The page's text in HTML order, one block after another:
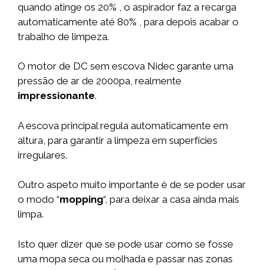
quando atinge os 20% , o aspirador faz a recarga
automaticamente até 80% , para depois acabar o
trabalho de limpeza.
O motor de DC sem escova Nidec garante uma
pressão de ar de 2000pa, realmente
impressionante.
A escova principal regula automaticamente em
altura, para garantir a limpeza em superfícies
irregulares.
Outro aspeto muito importante é de se poder usar
o modo “mopping“, para deixar a casa ainda mais
limpa.
Isto quer dizer que se pode usar como se fosse
uma mopa seca ou molhada e passar nas zonas